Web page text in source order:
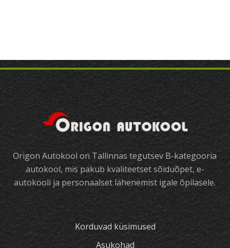
Origon Autokool on Tallinnas tegutsev B-kategooria
autokool, mis pakub kvaliteetset sõiduõpet, e-
autokooli ja personaalset lähenemist igale õpilasele.
Korduvad küsimused
Asukohad